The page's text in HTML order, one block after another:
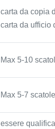
carta da copia
carta da ufficio
Max 5-10
Max 5-7
essere